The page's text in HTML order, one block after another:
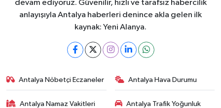
devam ediyoruz. Güvenilir, hızlı ve tarafsız habercilik
anlayışıyla Antalya haberleri denince akla gelen ilk
kaynak: Yeni Alanya.
Antalya Nöbetçi Eczaneler Antalya Hava Durumu
Antalya Namaz Vakitleri
Antalya Trafik Yoğunluk